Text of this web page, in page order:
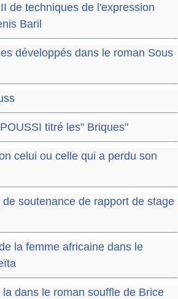
de techniques de l'expression
Baril
développés dans le roman Sous
titré les" Briques"
celui ou celle qui a perdu son
soutenance de rapport de stage
la femme africaine dans le
dans le roman souffle de Brice